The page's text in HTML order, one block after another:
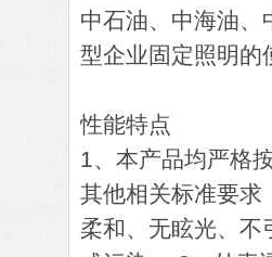
中石油、中海油、
型企业固定照明的
性能特点
1、本产品均严格
其他相关标准要求
柔和、无眩光、不